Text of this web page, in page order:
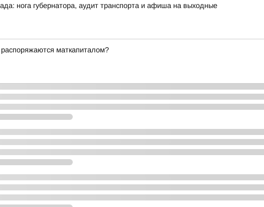
нога губернатора, аудит транспорта и афиша на выходные
маткапиталом?